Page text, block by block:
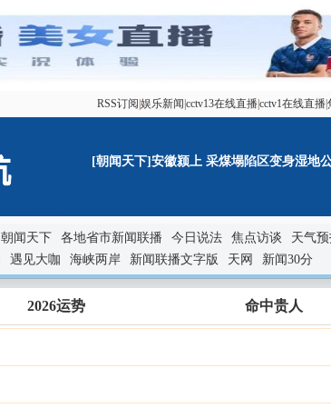
RSS订阅 娱乐新闻 cctv13在线直播cctv1在线直播
[朝闻天下]安徽颍上 采煤塌陷区变身湿地
朝闻天下 各地省市新闻联播 今日说法 焦点访谈 天气预
遇见大咖 海峡两岸 新闻联播文字版 天网 新闻30分
2026运势 命中贵人